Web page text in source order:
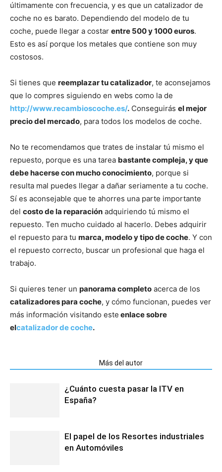
últimamente con frecuencia, y es que un catalizador de
coche no es barato. Dependiendo del modelo de tu
coche, puede llegar a costar entre 500 y 1000 euros.
Esto es así porque los metales que contiene son muy
costosos.
Si tienes que reemplazar tu catalizador, te aconsejamos
que lo compres siguiendo en webs como la de
http://www.recambioscoche.es/. Conseguirás el mejor
precio del mercado, para todos los modelos de coche.
No te recomendamos que trates de instalar tú mismo el
repuesto, porque es una tarea bastante compleja, y que
debe hacerse con mucho conocimiento, porque si
resulta mal puedes llegar a dañar seriamente a tu coche.
Sí es aconsejable que te ahorres una parte importante
del costo de la reparación adquiriendo tú mismo el
repuesto. Ten mucho cuidado al hacerlo. Debes adquirir
el repuesto para tu marca, modelo y tipo de coche. Y con
el repuesto correcto, buscar un profesional que haga el
trabajo.
Si quieres tener un panorama completo acerca de los
catalizadores para coche, y cómo funcionan, puedes ver
más información visitando este enlace sobre
elcatalizador de coche.
Más del autor
¿Cuánto cuesta pasar la ITV en
España?
El papel de los Resortes industriales
en Automóviles